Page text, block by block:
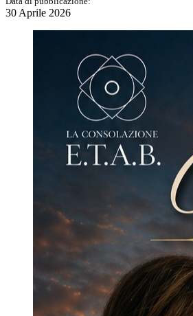
30 Aprile 2026